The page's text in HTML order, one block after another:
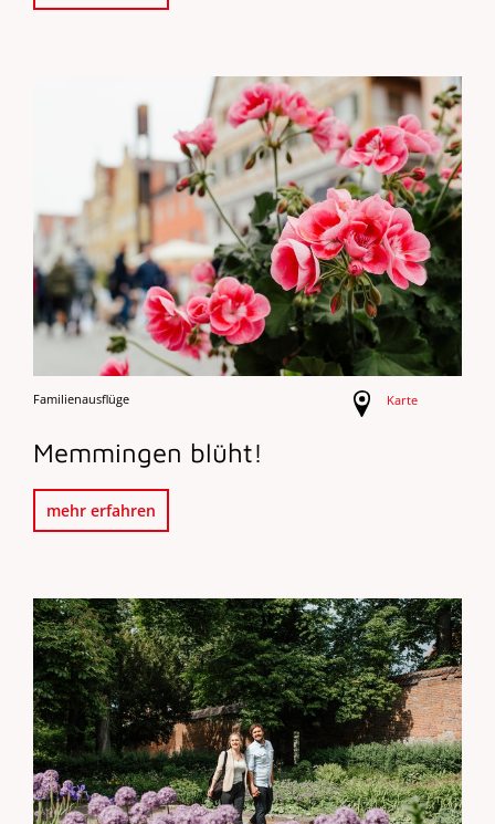
Familienausflüge Karte
Memmingen blüht!
mehr erfahren